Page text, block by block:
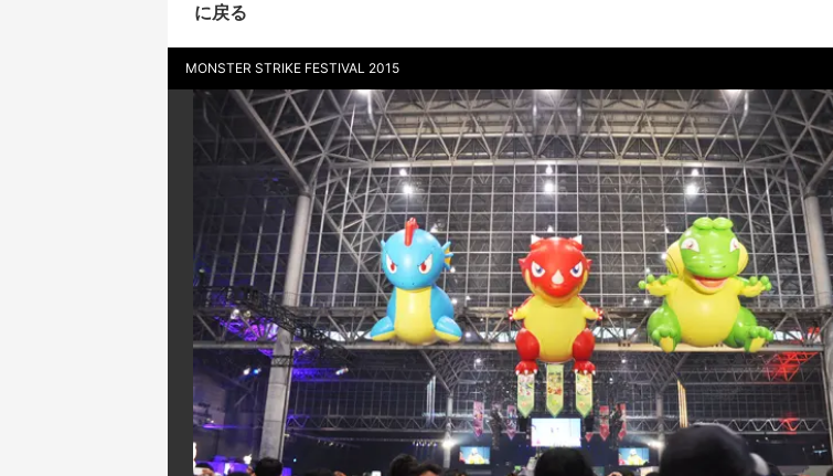
に戻る
MONSTER STRIKE FESTIVAL 2015